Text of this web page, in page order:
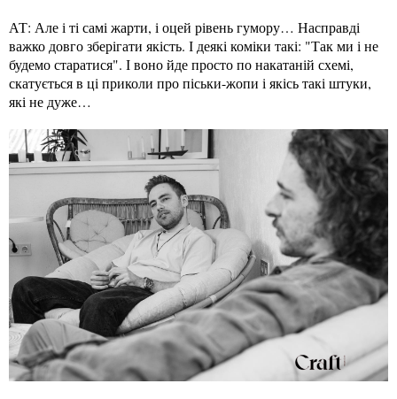
АТ: Але і ті самі жарти, і оцей рівень гумору… Насправді
важко довго зберігати якість. І деякі коміки такі: "Так ми і не
будемо старатися". І воно йде просто по накатаній схемі,
скатується в ці приколи про піськи-жопи і якісь такі штуки,
які не дуже…